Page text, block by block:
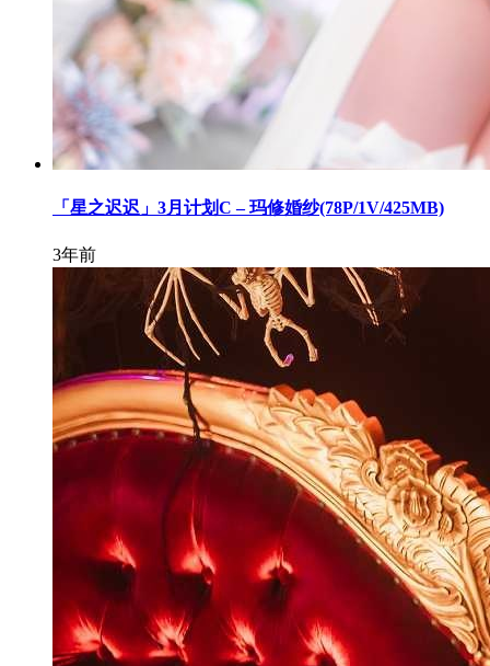
「星之迟迟」3月计划C – 玛修婚纱(78P/1V/425MB)
3年前